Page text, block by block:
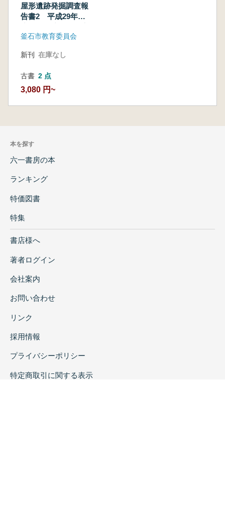
屋形遺跡発掘調査報
告書2 平成29年
確認発掘調査の報告
釜石市教育委員会
新刊 在庫なし
古書 2 点
3,080 円~
本を探す
六一書房の本
ランキング
特価図書
特集
書店様へ
著者ログイン
会社案内
お問い合わせ
リンク
採用情報
プライバシーポリシー
特定商取引に関する表示